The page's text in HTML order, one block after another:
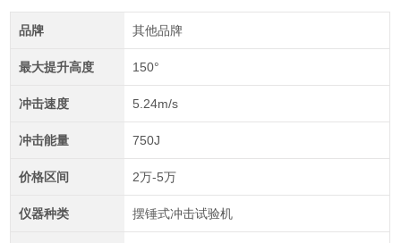
品牌 其他品牌
最大提升高度 150°
冲击速度 5.24m/s
冲击能量 750J
价格区间 2万-5万
仪器种类 摆锤式冲击试验机